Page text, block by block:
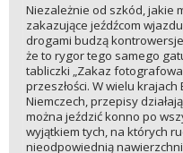
Niezależnie od szkód, jakie
zakazujące jeźdźcom
drogami budzą
że to rygor tego samego
tabliczki „Zakaz
przeszłości. W wielu
Niemczech, przepisy
można jeździć konno po
wyjątkiem tych, na których
nieodpowiednią